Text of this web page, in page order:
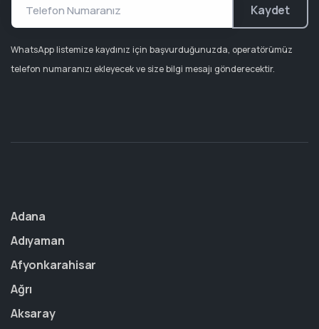
Kaydet
WhatsApp listemize kaydınız için başvurduğunuzda, operatörümüz
telefon numaranızı ekleyecek ve size bilgi mesajı gönderecektir.
Adana
Adıyaman
Afyonkarahisar
Ağrı
Aksaray